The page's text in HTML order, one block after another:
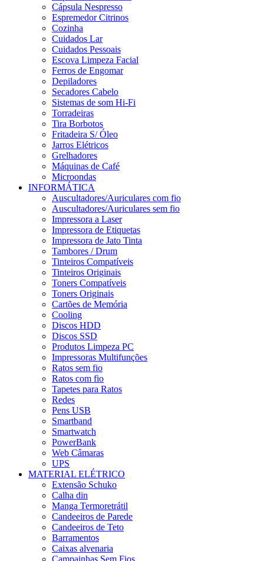
Cápsula Nespresso
Espremedor Citrinos
Cozinha
Cuidados Lar
Cuidados Pessoais
Escova Limpeza Facial
Ferros de Engomar
Depiladores
Secadores Cabelo
Sistemas de som Hi-Fi
Torradeiras
Tira Borbotos
Fritadeira S/ Óleo
Jarros Elétricos
Grelhadores
Máquinas de Café
Microondas
INFORMÁTICA
Auscultadores/Auriculares com fio
Auscultadores/Auriculares sem fio
Impressora a Laser
Impressora de Etiquetas
Impressora de Jato Tinta
Tambores / Drum
Tinteiros Compatíveis
Tinteiros Originais
Toners Compatíveis
Toners Originais
Cartões de Memória
Cooling
Discos HDD
Discos SSD
Produtos Limpeza PC
Impressoras Multifunções
Ratos sem fio
Ratos com fio
Tapetes para Ratos
Redes
Pens USB
Smartband
Smartwatch
PowerBank
Web Câmaras
UPS
MATERIAL ELÉTRICO
Extensão Schuko
Calha din
Manga Termoretrátil
Candeeiros de Parede
Candeeiros de Teto
Barramentos
Caixas alvenaria
Campainhas Sem Fios